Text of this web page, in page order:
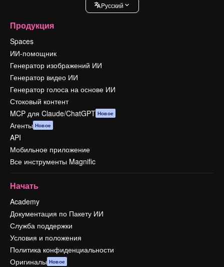
Pусский
Продукция
Spaces
ИИ-помощник
Генератор изображений ИИ
Генератор видео ИИ
Генератор голоса на основе ИИ
Стоковый контент
MCP для Claude/ChatGPT Новое
Агенты Новое
API
Мобильное приложение
Все инструменты Magnific
Начать
Academy
Документация по Пакету ИИ
Служба поддержки
Условия и положения
Политика конфиденциальности
Оригиналы Новое